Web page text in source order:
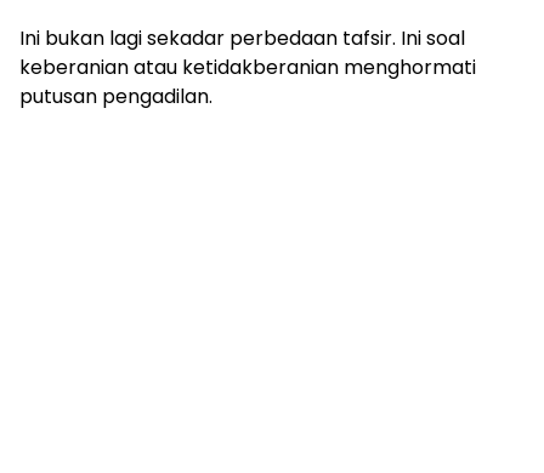
Ini bukan lagi sekadar perbedaan tafsir. Ini soal
keberanian atau ketidakberanian menghormati
putusan pengadilan.